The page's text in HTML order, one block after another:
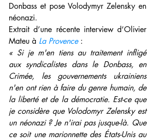
Donbass et pose Volodymyr Zelensky en
néonazi.
Extrait d’une récente interview d’Olivier
Mateu à La Provence :
« Si je m'en tiens au traitement infligé
aux syndicalistes dans le Donbass, en
Crimée, les gouvernements ukrainiens
n'en ont rien à faire du genre humain, de
la liberté et de la démocratie. Est-ce que
je considère que Volodomyr Zelensky est
un néonazi ? Je n'irai pas jusque-là. Que
ce soit une marionnette des États-Unis au